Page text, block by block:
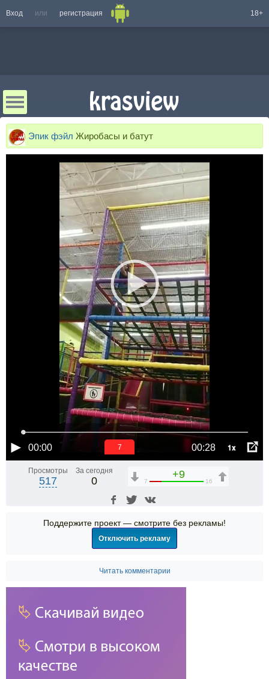
Вход или регистрация 18+
Эпик фэйл Жиробасы и батут
00:00 00:28 1x
6
Просмотры
517
За сегодня
0
+9
7 16
Поддержите проект — смотрите без рекламы!
Отключить рекламу
Читать комментарии